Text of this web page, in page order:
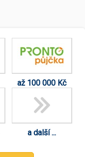
až 100 000 Kč
a další ...